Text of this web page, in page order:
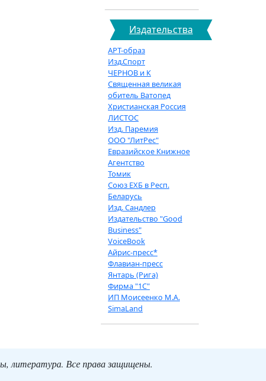
Издательства
АРТ-образ
Изд.Спорт
ЧЕРНОВ и К
Священная великая
обитель Ватопед
Христианская Россия
ЛИСТОС
Изд. Паремия
ООО "ЛитРес"
Евразийское Книжное
Агентство
Томик
Союз ЕХБ в Респ.
Беларусь
Изд. Сандлер
Издательство "Good
Business"
VoiceBook
Айрис-пресс*
Флавиан-пресс
Янтарь (Рига)
Фирма "1С"
ИП Моисеенко М.А.
SimaLand
литература. Все права защищены.